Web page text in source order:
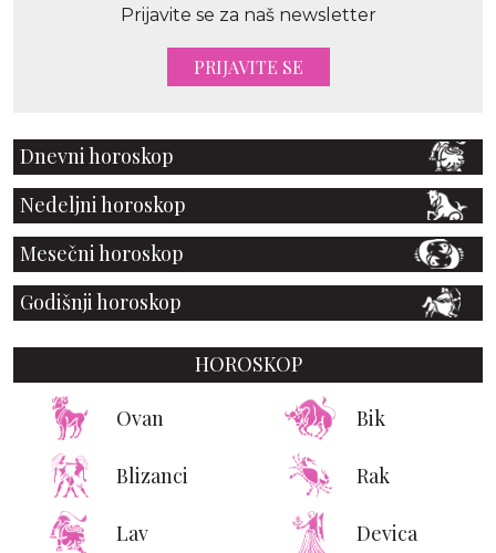
Prijavite se za naš newsletter
PRIJAVITE SE
Dnevni horoskop
Nedeljni horoskop
Mesečni horoskop
Godišnji horoskop
HOROSKOP
Ovan Bik
Blizanci Rak
Lav Devica